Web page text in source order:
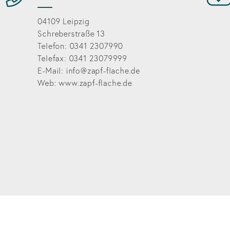
04109 Leipzig
Schreberstraße 13
Telefon: 0341 2307990
Telefax: 0341 23079999
E-Mail: info@zapf-flache.de
Web: www.zapf-flache.de